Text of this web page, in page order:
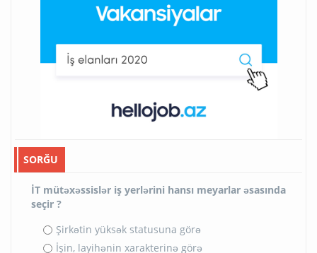
SORĞU
İT mütəxəssislər iş yerlərini hansı meyarlar əsasında
seçir ?
Şirkətin yüksək statusuna görə
İşin, layihənin xarakterinə görə